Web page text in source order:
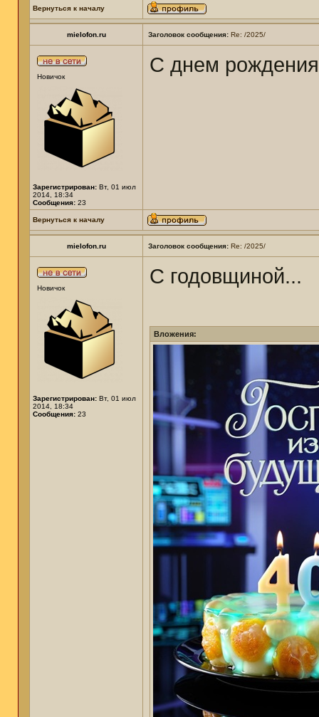
Вернуться к началу
mielofon.ru Заголовок сообщения: Re: /2025/
Новичок
Зарегистрирован: Вт, 01 июл
2014, 18:34
Сообщения: 23
С днем
Вернуться к началу
mielofon.ru Заголовок сообщения: Re: /2025/
Новичок
Зарегистрирован: Вт, 01 июл
2014, 18:34
Сообщения: 23
С годовщиной...
Вложения: